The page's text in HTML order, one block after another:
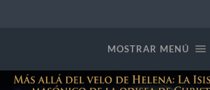
MOSTRAR MENÚ